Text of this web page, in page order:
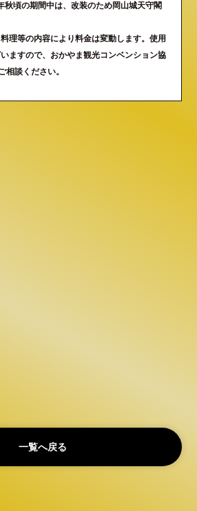
秋頃の期間中は、改装のため岡山城天守閣
理等の内容により料金は変動します。使用
ますので、おかやま観光コンベンション協
相談ください。
一覧へ戻る